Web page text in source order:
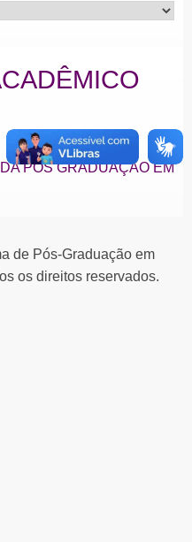
PÓS GRADUAÇÃO EM
de Pós-Graduação em
os direitos reservados.